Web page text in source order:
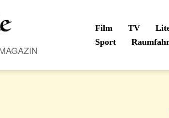
Film TV
Sport